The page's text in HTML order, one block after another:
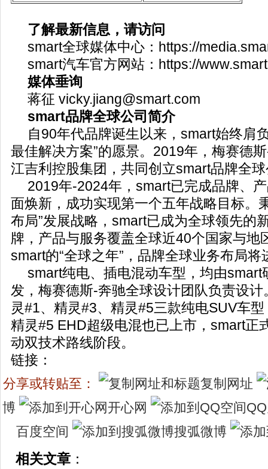
了解最新信息，请访问
smart全球媒体中心：https://
smart汽车官方网站：https://
媒体垂询
蒋征 vicky.jiang@smart.com
smart品牌全球公司简介
自90年代品牌诞生以来，smart始终肩
最佳解决方案”的愿景。2019年，梅赛德
江吉利控股集团，共同创立smart品牌全
2019年-2024年，smart已完成品牌、
面焕新，成功实现第一个五年战略目标。
布局”发展战略，smart已成为全球领先的
牌，产品与服务覆盖全球近40个国家与地
smart的“全球之年”，品牌全球业务布局将
smart纯电、插电混动车型，均由smart
发，梅赛德斯-奔驰全球设计团队负责设
灵#1、精灵#3、精灵#5三款纯电SUV车
精灵#5 EHD超级电混也已上市，smart正
动双技术路线阶段。
链接：
分享或转贴至：
复制网址
博
开心网
百度空间
搜弧微博
相关文章 ：